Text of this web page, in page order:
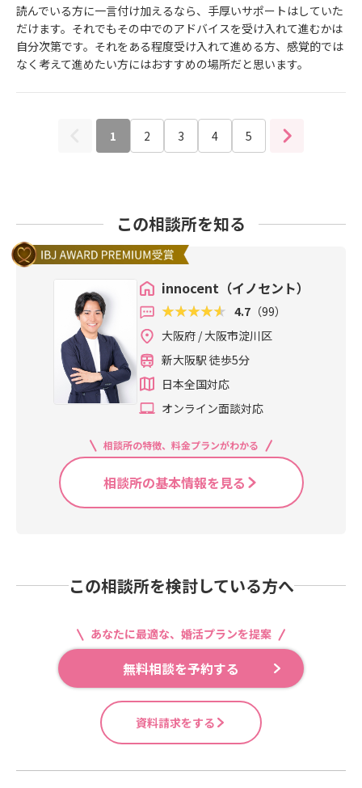
読んでいる方に一言付け加えるなら、手厚いサポートはしていた
だけます。それでもその中でのアドバイスを受け入れて進むかは
自分次第です。それをある程度受け入れて進める方、感覚的では
なく考えて進めたい方にはおすすめの場所だと思います。
1 2 3 4 5
この相談所を知る
innocent（イノセント）
4.7（99）
大阪府 / 大阪市淀川区
新大阪駅 徒歩5分
日本全国対応
オンライン面談対応
相談所の特徴、料金プランがわかる
相談所の基本情報を見る
この相談所を検討している方へ
あなたに最適な、婚活プランを提案
無料相談を予約する
資料請求をする